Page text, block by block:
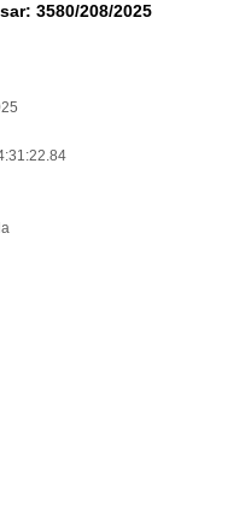
3580/208/2025